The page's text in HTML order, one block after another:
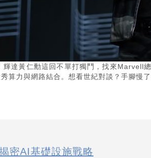
達黃仁勳這回不單打獨鬥，找來Marvell
算力與網路結合。想看世紀對談？手腳慢
密AI基礎設施戰略